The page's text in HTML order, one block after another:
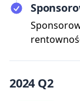
2024 Q2